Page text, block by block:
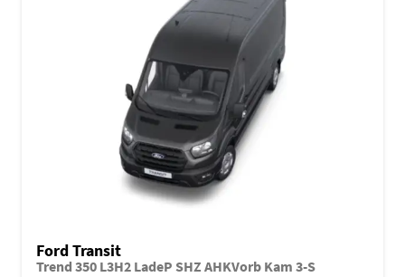
Ford Transit
Trend 350 L3H2 LadeP SHZ AHKVorb Kam 3-S